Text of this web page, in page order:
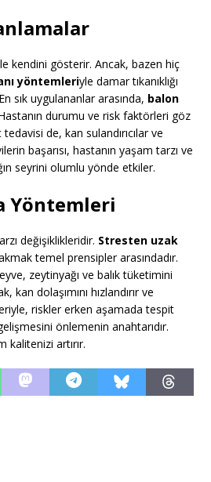
kendini gösterir. Ancak, bazen hiç
yöntemleriyle damar tıkanıklığı
sık uygulananlar arasında, balon
durumu ve risk faktörleri göz
de, kan sulandırıcılar ve
başarısı, hastanın yaşam tarzı ve
seyrini olumlu yönde etkiler.
Yöntemleri
değişiklikleridir. Stresten uzak
temel prensipler arasındadır.
zeytinyağı ve balık tüketimini
dolaşımını hızlandırır ve
riskler erken aşamada tespit
önlemenin anahtarıdır.
kalitenizi artırır.